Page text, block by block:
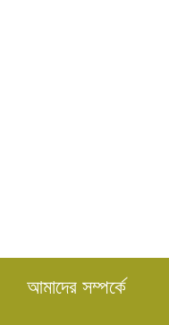
আমাদের সম্পর্কে